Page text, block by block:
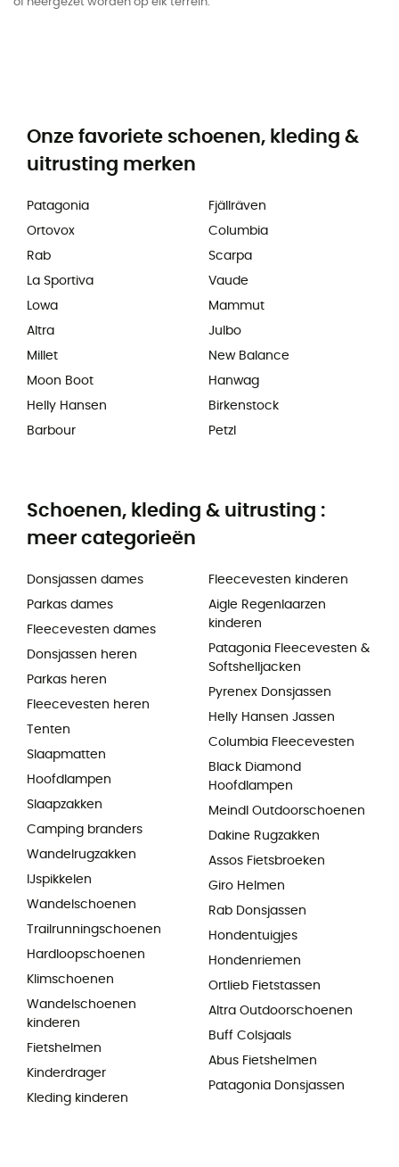
Onze favoriete schoenen, kleding &
uitrusting merken
Patagonia
Ortovox
Rab
La Sportiva
Lowa
Altra
Millet
Moon Boot
Helly Hansen
Barbour
Fjällräven
Columbia
Scarpa
Vaude
Mammut
Julbo
New Balance
Hanwag
Birkenstock
Petzl
Schoenen, kleding & uitrusting :
meer categorieën
Donsjassen dames
Parkas dames
Fleecevesten dames
Donsjassen heren
Parkas heren
Fleecevesten heren
Tenten
Slaapmatten
Hoofdlampen
Slaapzakken
Camping branders
Wandelrugzakken
IJspikkelen
Wandelschoenen
Trailrunningschoenen
Hardloopschoenen
Klimschoenen
Wandelschoenen
kinderen
Fietshelmen
Kinderdrager
Kleding kinderen
Fleecevesten kinderen
Aigle Regenlaarzen
kinderen
Patagonia Fleecevesten &
Softshelljacken
Pyrenex Donsjassen
Helly Hansen Jassen
Columbia Fleecevesten
Black Diamond
Hoofdlampen
Meindl Outdoorschoenen
Dakine Rugzakken
Assos Fietsbroeken
Giro Helmen
Rab Donsjassen
Hondentuigjes
Hondenriemen
Ortlieb Fietstassen
Altra Outdoorschoenen
Buff Colsjaals
Abus Fietshelmen
Patagonia Donsjassen